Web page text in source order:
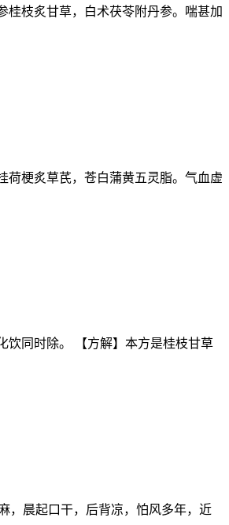
桂枝炙甘草，白术茯苓附丹参。喘甚加
荷梗炙草芪，苍白蒲黄五灵脂。气血虚
饮同时除。 【方解】本方是桂枝甘草
，晨起口干，后背凉，怕风多年，近